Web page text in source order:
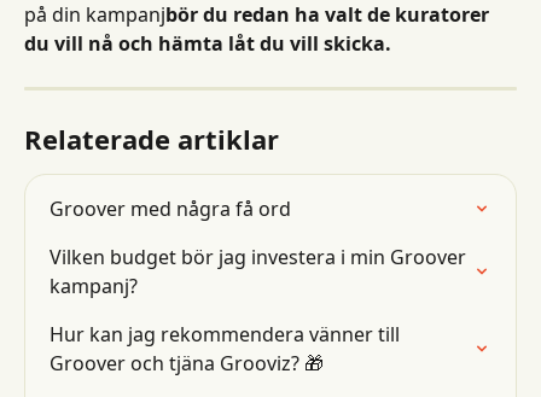
på din kampanjbör du redan ha valt de kuratorer
du vill nå och hämta låt du vill skicka.
Relaterade artiklar
Groover med några få ord
Vilken budget bör jag investera i min Groover
kampanj?
Hur kan jag rekommendera vänner till
Groover och tjäna Grooviz? 🎁